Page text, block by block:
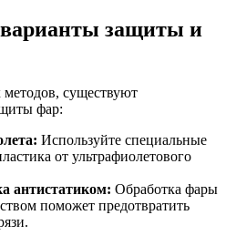
защиты и
существуют
фар:
Используйте специальные
от ультрафиолетового
антистатиком: Обработка фары
поможет предотвратить